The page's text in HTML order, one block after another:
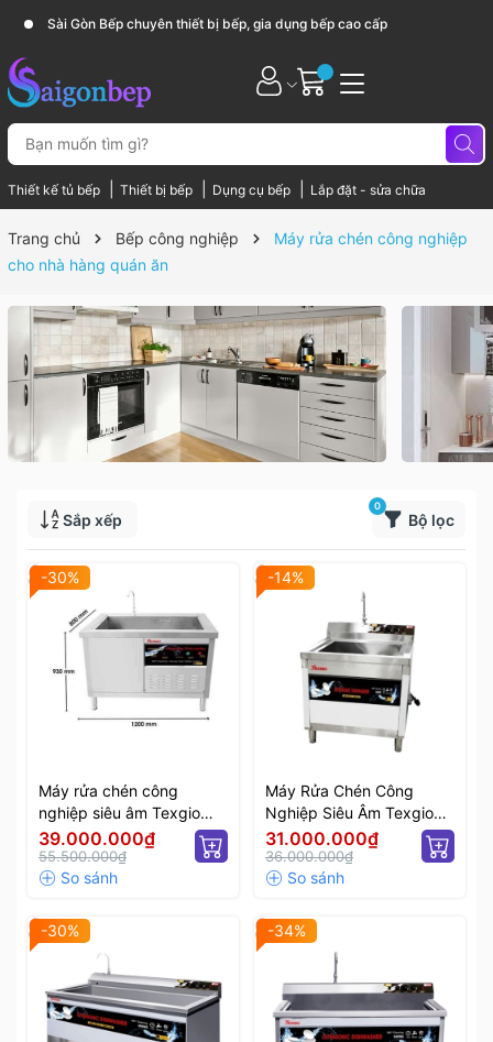
Sài Gòn Bếp chuyên thiết bị bếp, gia dụng bếp cao cấp
Thiết kế tủ bếp Thiết bị bếp Dụng cụ bếp Lắp đặt - sửa chữa
Trang chủ Bếp công nghiệp
Máy rửa chén công nghiệp
cho nhà hàng quán ăn
Sắp xếp Bộ lọc
0
-30%
Máy rửa chén công
nghiệp siêu âm Texgio
Ultrasonic Luxury Tgu-
1200XS
39.000.000₫
55.500.000₫
-14%
Máy Rửa Chén Công
Nghiệp Siêu Âm Texgio
Ultrasonic Luxury TGU-
800XS
31.000.000₫
36.000.000₫
-30% -34%